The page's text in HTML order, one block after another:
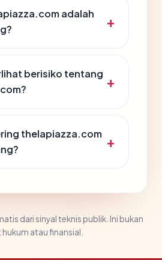
adalah
berisiko tentang
thelapiazza.com
dari sinyal teknis publik. Ini bukan
atau finansial.